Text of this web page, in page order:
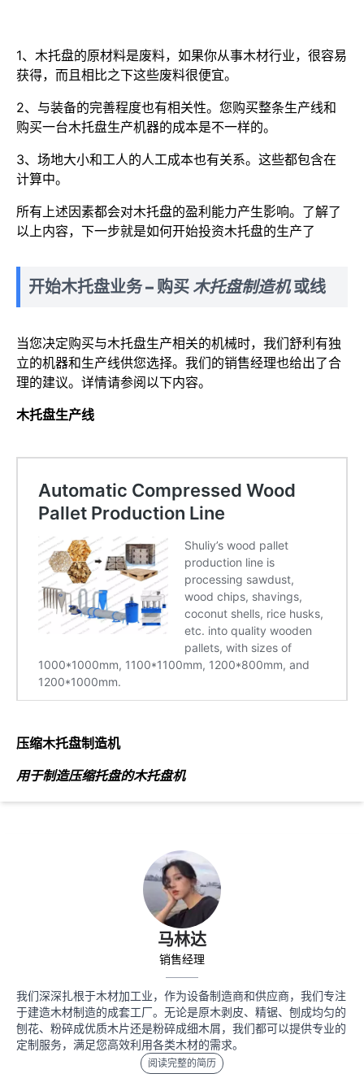
马林达
销售经理
我们深深扎根于木材加工业，作为设备制造商和供应商，我们专注
于建造木材制造的成套工厂。无论是原木剥皮、精锯、刨成均匀的
刨花、粉碎成优质木片还是粉碎成细木屑，我们都可以提供专业的
定制服务，满足您高效利用各类木材的需求。
阅读完整的简历
1、木托盘的原材料是废料，如果你从事木材行业，很容易
获得，而且相比之下这些废料很便宜。
2、与装备的完善程度也有相关性。您购买整条生产线和
购买一台木托盘生产机器的成本是不一样的。
3、场地大小和工人的人工成本也有关系。这些都包含在
计算中。
所有上述因素都会对木托盘的盈利能力产生影响。了解了
以上内容，下一步就是如何开始投资木托盘的生产了
开始木托盘业务 – 购买 木托盘制造机或线
当您决定购买与木托盘生产相关的机械时，我们舒利有独
立的机器和生产线供您选择。我们的销售经理也给出了合
理的建议。详情请参阅以下内容。
木托盘生产线
压缩木托盘制造机
用于制造压缩托盘的木托盘机